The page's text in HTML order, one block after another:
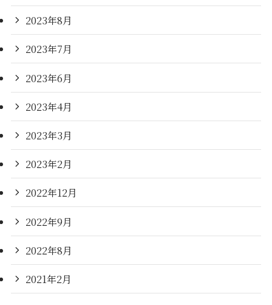
2023年8月
2023年7月
2023年6月
2023年4月
2023年3月
2023年2月
2022年12月
2022年9月
2022年8月
2021年2月